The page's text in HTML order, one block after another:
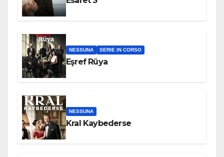
NESSUNA SERIE IN CORSO
Eşref Rüya
NESSUNA
Kral Kaybederse